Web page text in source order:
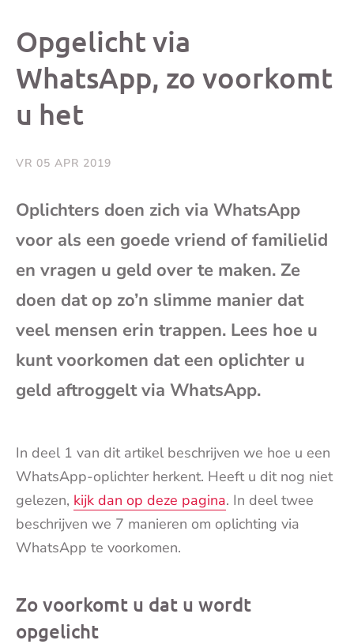
bericht bericht
Opgelicht via
WhatsApp, zo voorkomt
u het
VR 05 APR 2019
Oplichters doen zich via WhatsApp
voor als een goede vriend of familielid
en vragen u geld over te maken. Ze
doen dat op zo’n slimme manier dat
veel mensen erin trappen. Lees hoe u
kunt voorkomen dat een oplichter u
geld aftroggelt via WhatsApp.
In deel 1 van dit artikel beschrijven we hoe u een
WhatsApp-oplichter herkent. Heeft u dit nog niet
gelezen, kijk dan op deze pagina. In deel twee
beschrijven we 7 manieren om oplichting via
WhatsApp te voorkomen.
Zo voorkomt u dat u wordt
opgelicht